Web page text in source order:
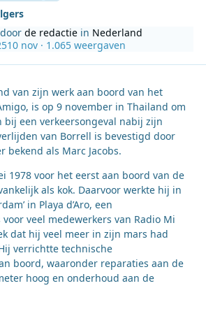
de redactie in Nederland
10 nov · 1.065 weergaven
van zijn werk aan boord van het
is op 9 november in Thailand om
bij een verkeersongeval nabij zijn
van Borrell is bevestigd door
bekend als Marc Jacobs.
1978 voor het eerst aan boord van de
als kok. Daarvoor werkte hij in
in Playa d’Aro, een
veel medewerkers van Radio Mi
dat hij veel meer in zijn mars had
verrichtte technische
boord, waaronder reparaties aan de
hoog en onderhoud aan de